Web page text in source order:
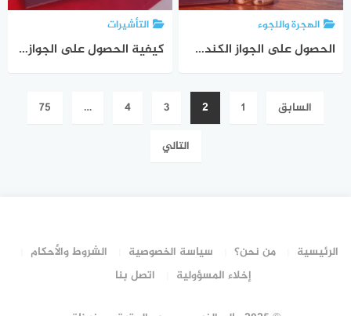
الهجرة واللجوء
الحصول على الجواز الكندي عن طريق الزواج: دليل شامل للإقامة الدائمة والجنسية خطوة بخطوة
التأشيرات
كيفية الحصول على الجواز الأمريكي للمولود: دليل عملي لكل السيناريوهات والخطوات الرسمية
تعددالسابق 1
2
3
4
…
75
التالي
الرئيسية من نحن؟ سياسة الخصوصية
الشروط والأحكام
إخلاء المسؤولية
اتصل بنا